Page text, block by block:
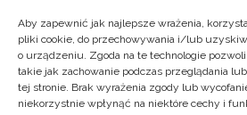
Aby zapewnić jak najlepsze wrażenia,
pliki cookie, do przechowywania i/lub
o urządzeniu. Zgoda na te technologie
takie jak zachowanie podczas przeglądania
tej stronie. Brak wyrażenia zgody lub
niekorzystnie wpłynąć na niektóre cechy i
O Firmie
Przełomowe terapie
Innowacyjne formulacje